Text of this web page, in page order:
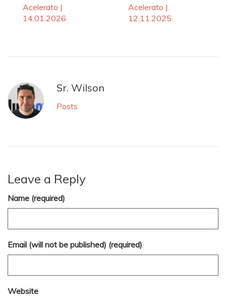
Acelerato |
14.01.2026
Acelerato |
12.11.2025
Sr. Wilson
Posts
Leave a Reply
Name (required)
Email (will not be published) (required)
Website